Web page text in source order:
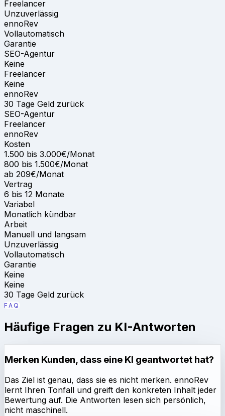
Freelancer
Unzuverlässig
ennoRev
Vollautomatisch
Garantie
SEO-Agentur
Keine
Freelancer
Keine
ennoRev
30 Tage Geld zurück
SEO-Agentur
Freelancer
ennoRev
Kosten
1.500 bis 3.000€/Monat
800 bis 1.500€/Monat
ab 209€/Monat
Vertrag
6 bis 12 Monate
Variabel
Monatlich kündbar
Arbeit
Manuell und langsam
Unzuverlässig
Vollautomatisch
Garantie
Keine
Keine
30 Tage Geld zurück
FAQ
Häufige Fragen zu KI-Antworten
Merken Kunden, dass eine KI geantwortet hat?
Das Ziel ist genau, dass sie es nicht merken. ennoRev
lernt Ihren Tonfall und greift den konkreten Inhalt jeder
Bewertung auf. Die Antworten lesen sich persönlich,
nicht maschinell.